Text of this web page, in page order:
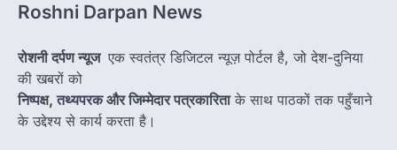
Roshni Darpan News
रोशनी दर्पण न्यूज एक स्वतंत्र डिजिटल न्यूज़ पोर्टल है, जो देश-दुनिया
की खबरों को
निष्पक्ष, तथ्यपरक और जिम्मेदार पत्रकारिताके साथ पाठकों तक पहुँचाने
के उद्देश्य से कार्य करता है।